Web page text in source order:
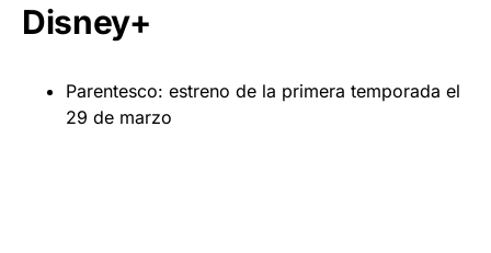
Disney+
Parentesco: estreno de la primera temporada el
29 de marzo